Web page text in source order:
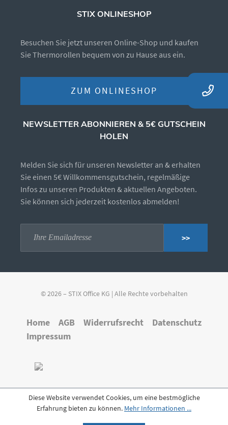
STIX ONLINESHOP
Besuchen Sie jetzt unseren Online-Shop und kaufen
Sie Thermorollen bequem von zu Hause aus ein.
ZUM ONLINESHOP
NEWSLETTER ABONNIEREN & 5€ GUTSCHEIN
HOLEN
Melden Sie sich für unseren Newsletter an & erhalten
Sie einen 5€ Willkommensgutschein, regelmäßige
Infos zu unseren Produkten & aktuellen Angeboten.
Sie können sich jederzeit kostenlos abmelden!
>>
© 2026 – STIX Office KG | Alle Rechte vorbehalten
Home AGB Widerrufsrecht
Datenschutz
Impressum
Diese Website verwendet Cookies, um eine bestmögliche
Erfahrung bieten zu können. Mehr Informationen ...